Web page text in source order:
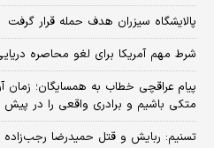
پالایشگاه سیزران هدف حمله قرار گرفت
شرط مهم آمریکا برای لغو محاصره
پیام عراقچی خطاب به همسایگان؛
متکی باشیم و برادری واقعی را در پیش
تسنیم: ربایش و قتل حمیدرضا